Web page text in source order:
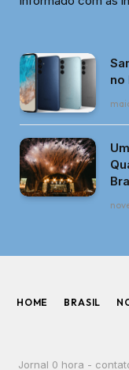
no
HOME BRASIL
Jornal 0 hora -